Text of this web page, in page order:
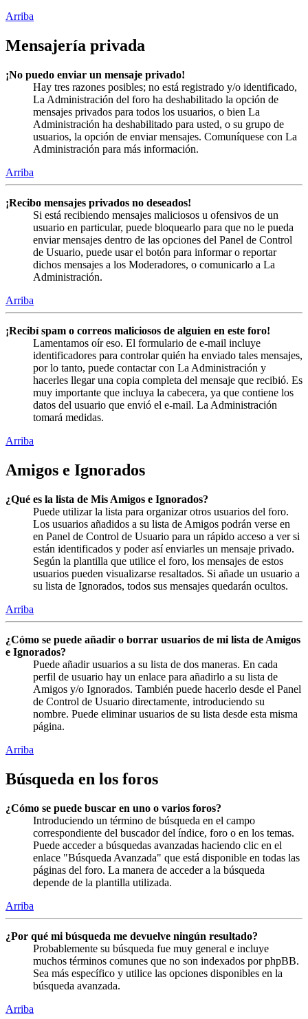
Arriba
Mensajería privada
¡No puedo enviar un mensaje privado!
Hay tres razones posibles; no está registrado y/o identificado,
La Administración del foro ha deshabilitado la opción de
mensajes privados para todos los usuarios, o bien La
Administración ha deshabilitado para usted, o su grupo de
usuarios, la opción de enviar mensajes. Comuníquese con La
Administración para más información.
Arriba
¡Recibo mensajes privados no deseados!
Si está recibiendo mensajes maliciosos u ofensivos de un
usuario en particular, puede bloquearlo para que no le pueda
enviar mensajes dentro de las opciones del Panel de Control
de Usuario, puede usar el botón para informar o reportar
dichos mensajes a los Moderadores, o comunicarlo a La
Administración.
Arriba
¡Recibí spam o correos maliciosos de alguien en este foro!
Lamentamos oír eso. El formulario de e-mail incluye
identificadores para controlar quién ha enviado tales mensajes,
por lo tanto, puede contactar con La Administración y
hacerles llegar una copia completa del mensaje que recibió. Es
muy importante que incluya la cabecera, ya que contiene los
datos del usuario que envió el e-mail. La Administración
tomará medidas.
Arriba
Amigos e Ignorados
¿Qué es la lista de Mis Amigos e Ignorados?
Puede utilizar la lista para organizar otros usuarios del foro.
Los usuarios añadidos a su lista de Amigos podrán verse en
en Panel de Control de Usuario para un rápido acceso a ver si
están identificados y poder así enviarles un mensaje privado.
Según la plantilla que utilice el foro, los mensajes de estos
usuarios pueden visualizarse resaltados. Si añade un usuario a
su lista de Ignorados, todos sus mensajes quedarán ocultos.
Arriba
¿Cómo se puede añadir o borrar usuarios de mi lista de Amigos
e Ignorados?
Puede añadir usuarios a su lista de dos maneras. En cada
perfil de usuario hay un enlace para añadirlo a su lista de
Amigos y/o Ignorados. También puede hacerlo desde el Panel
de Control de Usuario directamente, introduciendo su
nombre. Puede eliminar usuarios de su lista desde esta misma
página.
Arriba
Búsqueda en los foros
¿Cómo se puede buscar en uno o varios foros?
Introduciendo un término de búsqueda en el campo
correspondiente del buscador del índice, foro o en los temas.
Puede acceder a búsquedas avanzadas haciendo clic en el
enlace "Búsqueda Avanzada" que está disponible en todas las
páginas del foro. La manera de acceder a la búsqueda
depende de la plantilla utilizada.
Arriba
¿Por qué mi búsqueda me devuelve ningún resultado?
Probablemente su búsqueda fue muy general e incluye
muchos términos comunes que no son indexados por phpBB.
Sea más específico y utilice las opciones disponibles en la
búsqueda avanzada.
Arriba